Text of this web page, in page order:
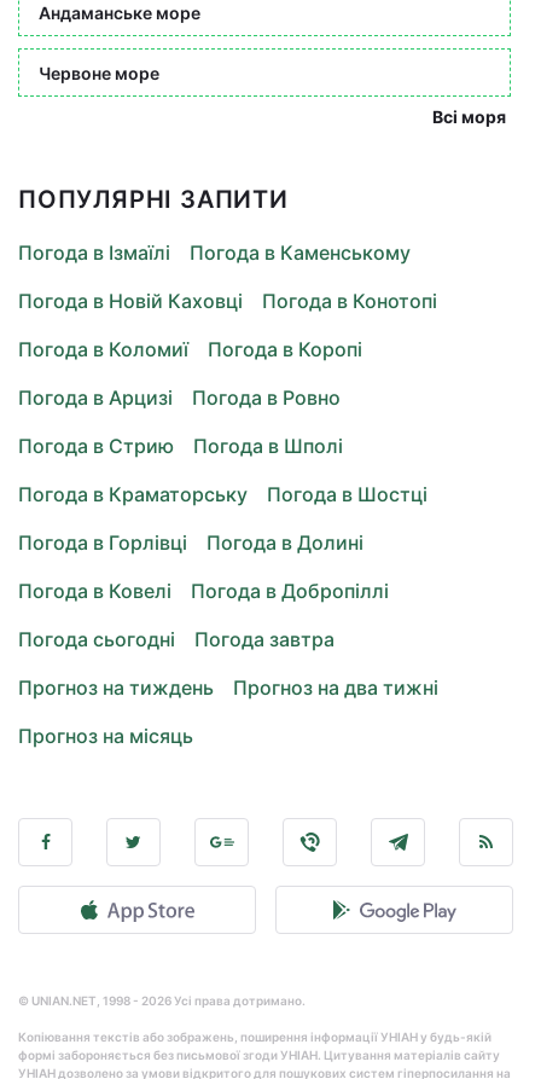
Андаманське море
Червоне море
Всі моря
ПОПУЛЯРНІ ЗАПИТИ
Погода в Ізмаїлі
Погода в Каменському
Погода в Новій Каховці
Погода в Конотопі
Погода в Коломиї
Погода в Коропі
Погода в Арцизі
Погода в Ровно
Погода в Стрию
Погода в Шполі
Погода в Краматорську
Погода в Шостці
Погода в Горлівці
Погода в Долині
Погода в Ковелі
Погода в Добропіллі
Погода сьогодні
Погода завтра
Прогноз на тиждень
Прогноз на два тижні
Прогноз на місяць
© UNIAN.NET, 1998 - 2026 Усі права дотримано.
Копіювання текстів або зображень, поширення інформації УНІАН у будь-якій
формі забороняється без письмової згоди УНІАН. Цитування матеріалів сайту
УНІАН дозволено за умови відкритого для пошукових систем гіперпосилання на